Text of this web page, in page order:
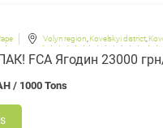
Volyn region,Kovelskyi district,
FCA Ягодин 23000
/ 1000 Tons